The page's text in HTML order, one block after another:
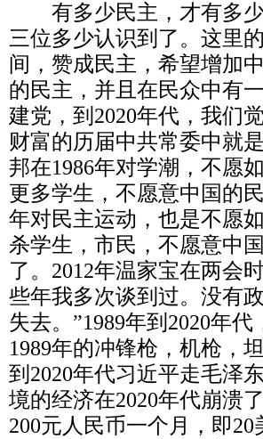
有多少民主，才有多
三位多少认识到了。这里
间，赞成民主，希望增加
的民主，并且在民众中有
建党，到 2020年代，我们
财富的历届中共常委中就
邦在1986年对学潮，不愿
更多学生，不愿意中国的
年对民主运动，也是不愿
杀学生，市民，不愿意中
了。 2012年温家宝在两会
些年我多次谈到过。没有
失去。”1989年到 2020年代
1989年的冲锋枪，机枪，
到 2020年代习近平走毛泽
境的经济在2020年代崩溃了
200元人民币一个月，即20